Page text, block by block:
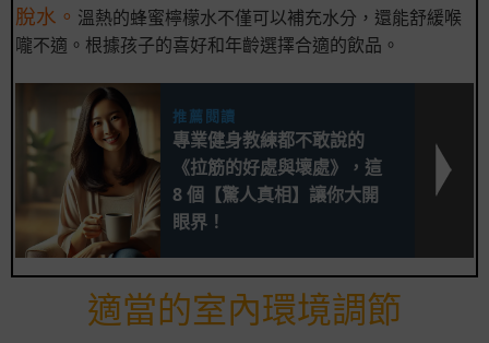
脫水。 溫熱的蜂蜜檸檬水不僅可以補充水分，還能舒緩喉
嚨不適。根據孩子的喜好和年齡選擇合適的飲品。
推薦閱讀
專業健身教練都不敢說的
《拉筋的好處與壞處》，這
8 個【驚人真相】讓你大開
眼界！
適當的室內環境調節